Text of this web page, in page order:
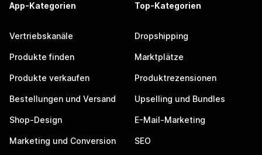
App-Kategorien
Vertriebskanäle
Produkte finden
Produkte verkaufen
Bestellungen und Versand
Shop-Design
Marketing und Conversion
Top-Kategorien
Dropshipping
Marktplätze
Produktrezensionen
Upselling und Bundles
E-Mail-Marketing
SEO